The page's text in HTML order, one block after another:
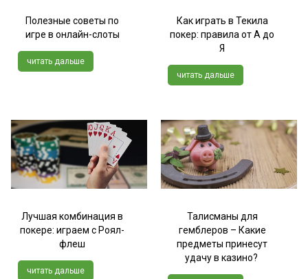
Полезные советы по
игре в онлайн-слоты
читать дальше
Как играть в Текила
покер: правила от А до
Я
читать дальше
Лучшая комбинация в
покере: играем с Роял-
флеш
читать дальше
Талисманы для
гемблеров – Какие
предметы принесут
удачу в казино?